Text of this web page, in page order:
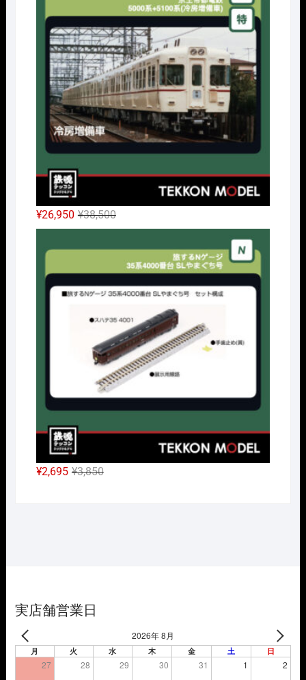
¥14,300
で
し
た。
は
¥10,010
で
す。
¥38,500元
の
価
¥38,500
し
た。
¥26,950
現
在
の
は
で
す。
¥3,850元
¥2,695
現
実店舗営業日
2026年 8月
月 火 水 木 金 土 日
27 28 29 30 31 1 2